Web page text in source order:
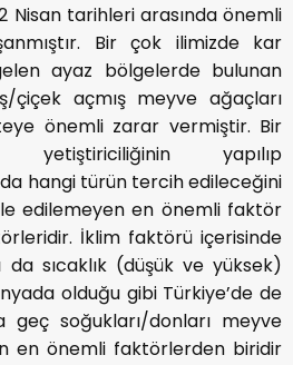
Nisan tarihleri arasında önemli
Bir çok ilimizde kar
ayaz bölgelerde bulunan
çiçek açmış meyve ağaçları
önemli zarar vermiştir. Bir
yapılıp
hangi türün tercih edileceğini
edilemeyen en önemli faktör
İklim faktörü içerisinde
sıcaklık (düşük ve yüksek)
olduğu gibi Türkiye’de de
soğukları/donları meyve
en önemli faktörlerden biridir